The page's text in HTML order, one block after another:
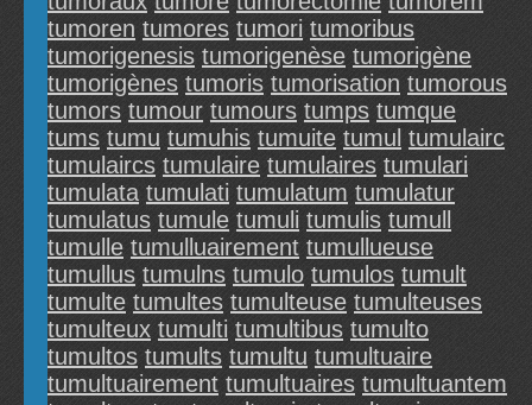
tumoren tumores tumori tumoribus
tumorigenesis tumorigenèse tumorigène
tumorigènes tumoris tumorisation tumorous
tumors tumour tumours tumps tumque
tums tumu tumuhis tumuite tumul tumulairc
tumulaircs tumulaire tumulaires tumulari
tumulata tumulati tumulatum tumulatur
tumulatus tumule tumuli tumulis tumull
tumulle tumulluairement tumullueuse
tumullus tumulns tumulo tumulos tumult
tumulte tumultes tumulteuse tumulteuses
tumulteux tumulti tumultibus tumulto
tumultos tumults tumultu tumultuaire
tumultuairement tumultuaires tumultuantem